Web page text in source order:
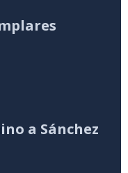
a Sánchez